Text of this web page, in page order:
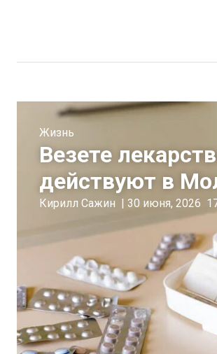
Жизнь
Везете
действуют в
Кирилл Сажин | 30 июня, 2026